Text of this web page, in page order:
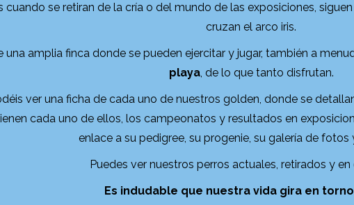
cuando se retiran de la cría o del mundo de las exposiciones,
cruzan el arco iris.
una amplia finca donde se pueden ejercitar y jugar, también a
playa, de lo que tanto disfrutan.
ver una ficha de cada uno de nuestros golden, donde se
cada uno de ellos, los campeonatos y resultados en
enlace a su pedigree, su progenie, su galería de fotos
Puedes ver nuestros perros actuales, retirados y en
Es indudable que nuestra vida gira en